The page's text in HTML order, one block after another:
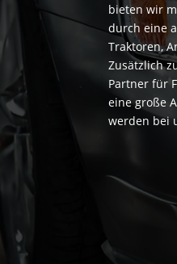
bieten wir
durch eine
Traktoren,
Zusätzlich
Partner für
eine große
werden bei